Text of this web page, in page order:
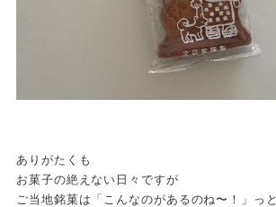
ありがたくも
お菓子の絶えない日々ですが
ご当地銘菓は「こんなのがあるのね〜！」っと